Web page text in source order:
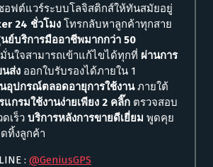
ฟต์แวร์ระบบโลจิสติกส์ให้ทันสมัยอยู่
24 ชั่วโมง โทรกลับหาลูกค้าทุกสาย
ย์บริการมืออาชีพมากกว่า 50
นใจสามารถเข้าแก้ไขได้ทุกที่ ผ่านการ
ส่ง ออกใบรับรองได้ภายใน 1
อุปกรณ์ตลอดอายุการใช้งานภายใต้
แกรมใช้งานง่ายเพียง 2 คลิ๊ก ตรวจสอบ
เร็ว บริการหลังการขายดีเยี่ยม พูดคุย
ทิ้งลูกค้า
: @GeniusGPS